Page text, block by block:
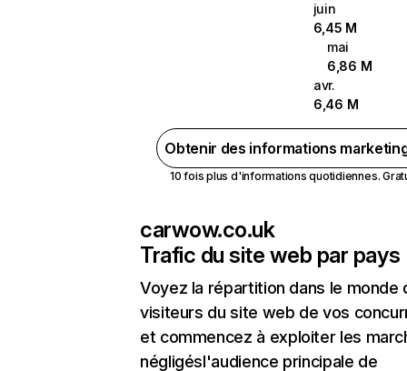
juin
6,45 M
mai
6,86 M
avr.
6,46 M
Obtenir des informations
10 fois plus d'informations quotidiennes.
carwow.co.uk
Trafic du site web par pays
Voyez la répartition dans le monde
visiteurs du site web de vos
et commencez à exploiter les
négligésl'audience principale de